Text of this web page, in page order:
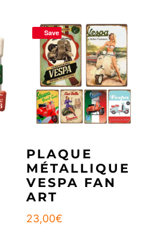
Save
PLAQUE
MÉTALLIQUE
VESPA FAN
ART
23,00€